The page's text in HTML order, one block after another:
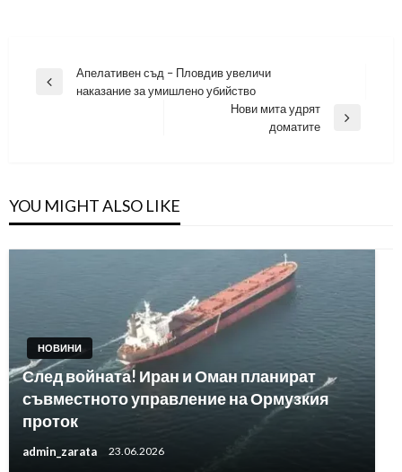
Навигация
Previous
Апелативен съд – Пловдив увеличи
наказание за умишлено убийство
Нови мита удрят
доматите
YOU MIGHT ALSO LIKE
НОВИНИ
След войната! Иран и Оман планират
съвместното управление на Ормузкия
проток
admin_zarata 23.06.2026